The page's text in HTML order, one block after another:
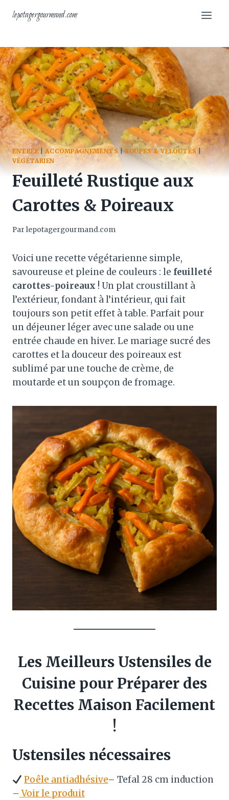
lepotagergourmand.com
ENTRÉE|ACCOMPAGNEMENTS |SOUPES & VELOUTÉS|
VÉGÉTARIEN
Feuilleté Rustique aux
Carottes & Poireaux
Par lepotagergourmand.com
Voici une recette végétarienne simple,
savoureuse et pleine de couleurs : le feuilleté
carottes-poireaux ! Un plat croustillant à
l’extérieur, fondant à l’intérieur, qui fait
toujours son petit effet à table. Parfait pour
un déjeuner léger avec une salade ou une
entrée chaude en hiver. Le mariage sucré des
carottes et la douceur des poireaux est
sublimé par une touche de crème, de
moutarde et un soupçon de fromage.
Les Meilleurs Ustensiles de
Cuisine pour Préparer des
Recettes Maison Facilement
!
Ustensiles nécessaires
Poêle antiadhésive– Tefal 28 cm induction
– Voir le produit